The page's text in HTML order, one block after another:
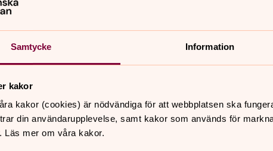
Samtycke Information
kakor
kakor (cookies) är nödvändiga för att webbplatsen ska
din användarupplevelse, samt kakor som används för
Läs mer om våra kakor.
vill du själv bli döpt? Dopet är en fest för livet och en